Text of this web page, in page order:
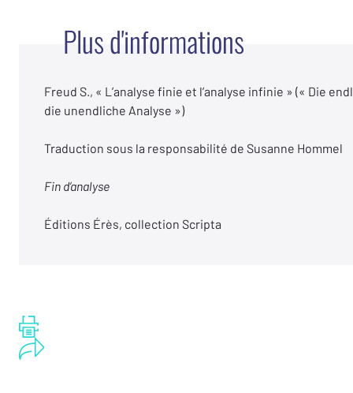
Plus d'informations
Freud S., « L’analyse finie et l’analyse infinie » (« Die
die unendliche Analyse »)
Traduction sous la responsabilité de Susanne Hommel
Fin d’analyse
Éditions Érès, collection Scripta